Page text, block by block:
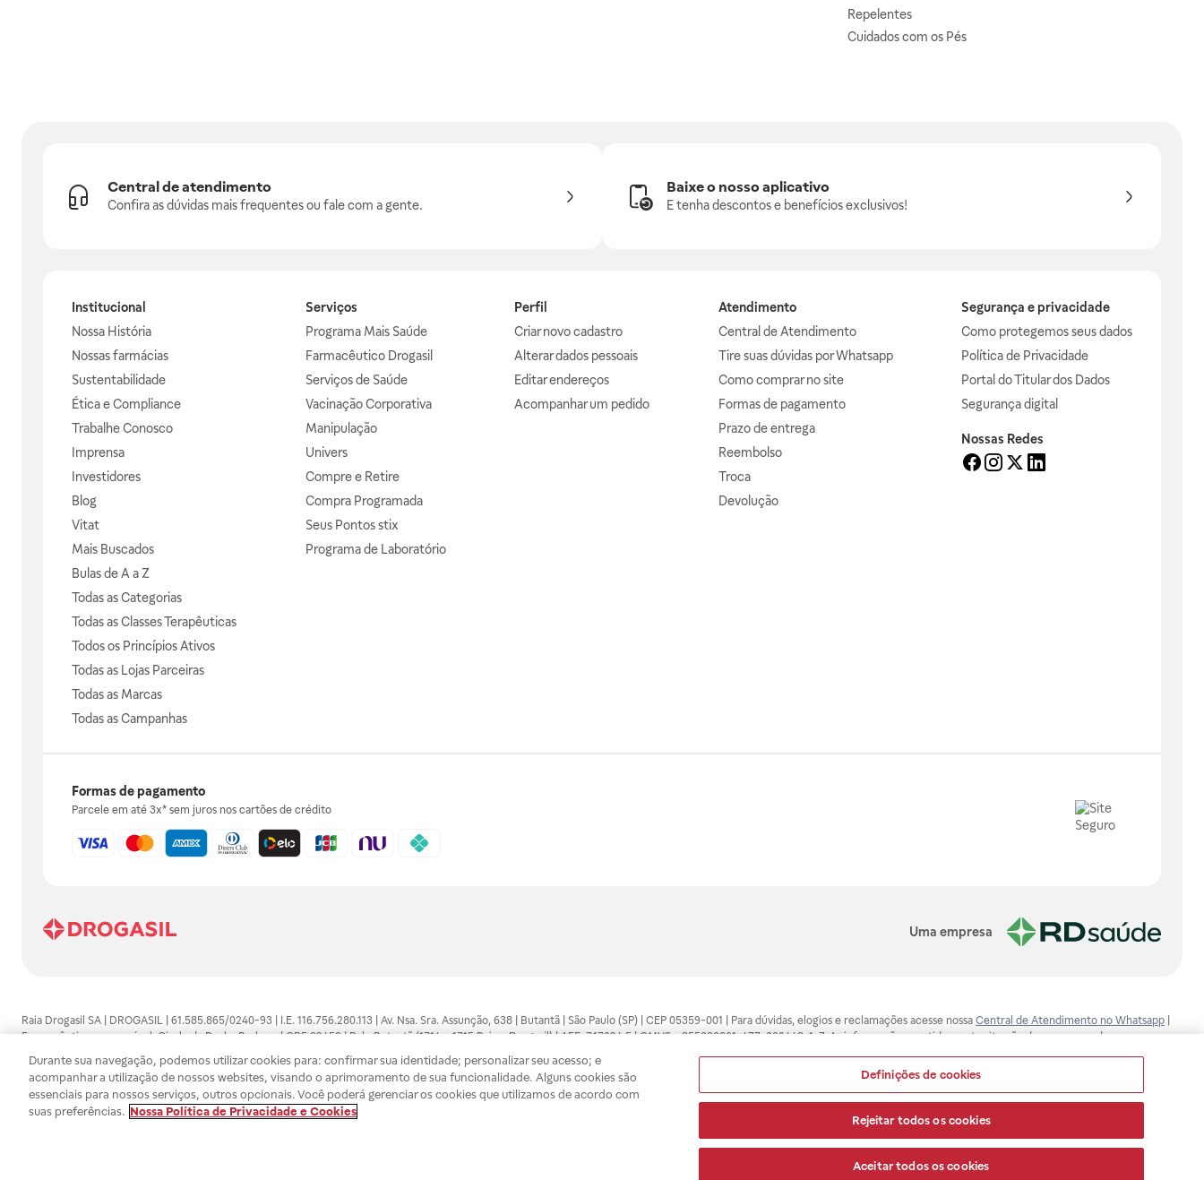
Repelentes
Cuidados com os Pés
Central de atendimento
Confira as dúvidas mais frequentes ou fale com a gente.
Baixe o nosso aplicativo
E tenha descontos e benefícios exclusivos!
Institucional
Nossa História
Nossas farmácias
Sustentabilidade
Ética e Compliance
Trabalhe Conosco
Imprensa
Investidores
Blog
Vitat
Mais Buscados
Bulas de A a Z
Todas as Categorias
Todas as Classes Terapêuticas
Todos os Princípios Ativos
Todas as Lojas Parceiras
Todas as Marcas
Todas as Campanhas
Serviços
Programa Mais Saúde
Farmacêutico Drogasil
Serviços de Saúde
Vacinação Corporativa
Manipulação
Univers
Compre e Retire
Compra Programada
Seus Pontos stix
Programa de Laboratório
Perfil
Criar novo cadastro
Alterar dados pessoais
Editar endereços
Acompanhar um pedido
Atendimento
Central de Atendimento
Tire suas dúvidas por Whatsapp
Como comprar no site
Formas de pagamento
Prazo de entrega
Reembolso
Troca
Devolução
Segurança e privacidade
Como protegemos seus dados
Política de Privacidade
Portal do Titular dos Dados
Segurança digital
Nossas Redes
Formas de pagamento
Parcele em até 3x* sem juros nos cartões de crédito
Uma empresa
Raia Drogasil SA | DROGASIL | 61.585.865/0240-93 | I.E. 116.756.280.113 | Av. Nsa. Sra. Assunção, 638 | Butantã | São Paulo (SP) | CEP 05359-001 | Para dúvidas, elogios e reclamações acesse nossa Central de Atendimento no Whatsapp
Farmacêutico responsável: Gisele da Penha Barbosa | CRF 89453 | Polo Butantã (1714 e 1715 Raia e Drogasil) | AFE: 7.17094.5 | CMVS - 355030801-477-002443-1-7. As informações contidas neste site não devem ser usadas para
automedicação e não substituem, em hipótese alguma, as orientações dadas pelo profissional da área médica. Somente o médico está apto a diagnosticar qualquer problema de saúde e prescrever o tratamento adequado. Ao
persistirem os sintomas, um médico deverá ser consultado. Os preços e promoções divulgados no site são válidos apenas para compras feitas pela internet. Maiores esclarecimentos, consultar o site: www.anvisa.gov.br. A Raia Drogasil
SA trabalha com as tecnologias mais avançadas de proteção de dados, para que você possa realizar suas compras com tranquilidade. A privacidade e a segurança dos clientes são compromissos da Raia Drogasil SA. Todos os pedidos
efetuados estão sujeitos à confirmação da disponibilidade de produto em nosso estoque.
Durante sua navegação, podemos utilizar cookies para: confirmar sua identidade; personalizar seu acesso; e
acompanhar a utilização de nossos websites, visando o aprimoramento de sua funcionalidade. Alguns cookies são
essenciais para nossos serviços, outros opcionais. Você poderá gerenciar os cookies que utilizamos de acordo com
suas preferências. Nossa Política de Privacidade e Cookies
Definições de cookies
Rejeitar todos os cookies
Aceitar todos os cookies